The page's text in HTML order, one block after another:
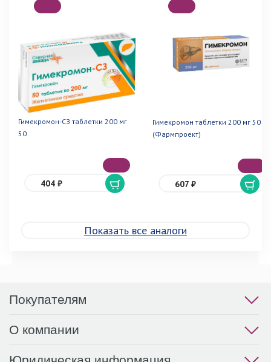
Гимекромон-СЗ таблетки 200 мг
50
404 ₽
Гимекромон таблетки 200 мг 50
(Фармпроект)
607 ₽
Показать все аналоги
Покупателям
О компании